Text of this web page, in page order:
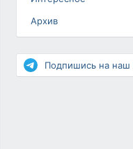
Архив
Повышение
Подпишись на наш